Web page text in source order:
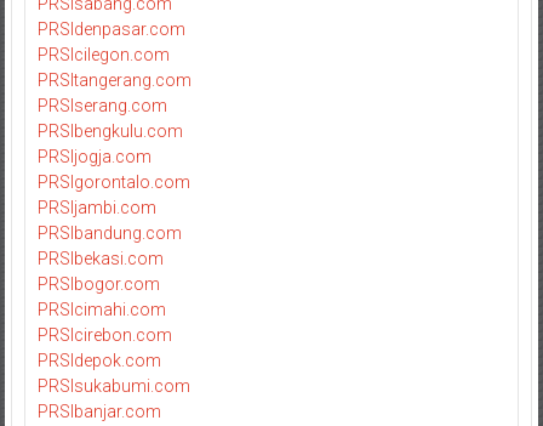
PRSIdenpasar.com
PRSIcilegon.com
PRSItangerang.com
PRSIserang.com
PRSIbengkulu.com
PRSIjogja.com
PRSIgorontalo.com
PRSIjambi.com
PRSIbandung.com
PRSIbekasi.com
PRSIbogor.com
PRSIcimahi.com
PRSIcirebon.com
PRSIdepok.com
PRSIsukabumi.com
PRSIbanjar.com